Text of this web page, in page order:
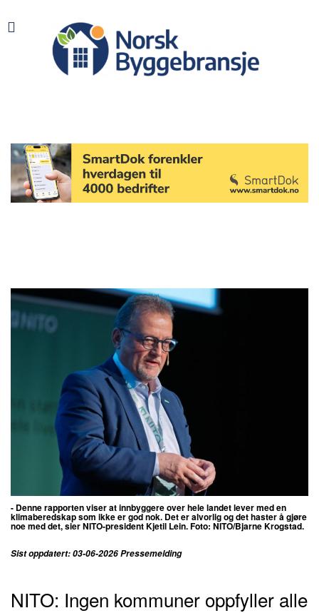
- Denne rapporten viser at innbyggere over hele landet lever med en
klimaberedskap som ikke er god nok. Det er alvorlig og det haster å gjøre
noe med det, sier NITO-president Kjetil Lein. Foto: NITO/Bjarne Krogstad.
Sist oppdatert: 03-06-2026 Pressemelding
NITO: Ingen kommuner oppfyller alle